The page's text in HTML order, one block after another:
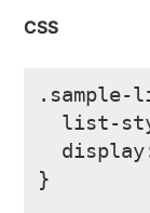
CSS
list-
}